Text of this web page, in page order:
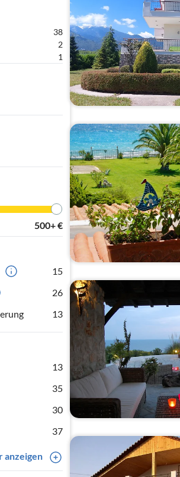
38
2
1
500+€
15
26
13
13
35
30
37
anzeigen